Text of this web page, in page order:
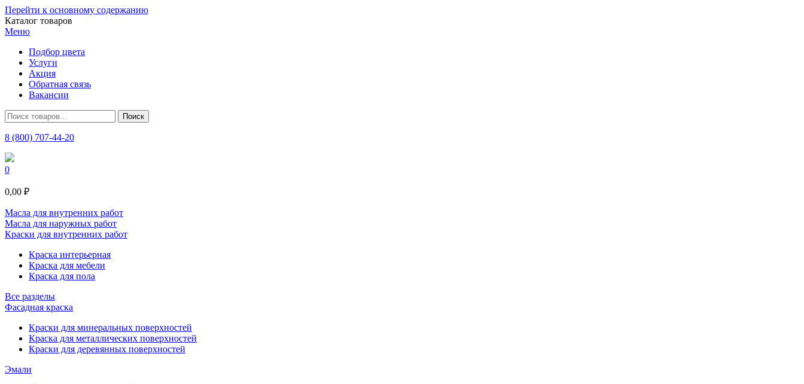
Перейти к основному содержанию
Каталог товаров
Меню
Подбор цвета
Услуги
Акция
Обратная связь
Вакансии
8 (800) 707-44-20
0
0,00 ₽
Масла для внутренних работ
Масла для наружных работ
Краски для внутренних работ
Краска интерьерная
Краска для мебели
Краска для пола
Все разделы
Фасадная краска
Краски для минеральных поверхностей
Краска для металлических поверхностей
Краски для деревянных поверхностей
Эмали